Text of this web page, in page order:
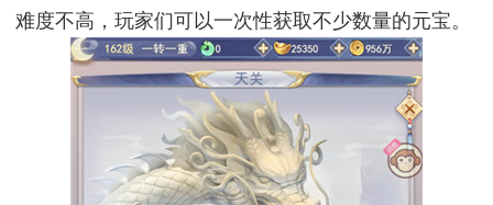
难度不高，玩家们可以一次性获取不少数量的元宝。